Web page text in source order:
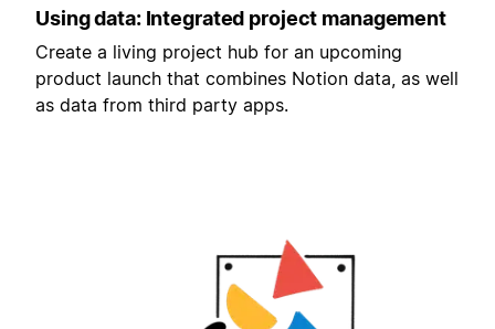
Using data: Integrated project management
Create a living project hub for an upcoming
product launch that combines Notion data, as well
as data from third party apps.